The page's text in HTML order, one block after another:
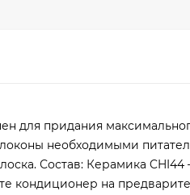
для придания
необходимыми
Состав: Керамика CHI44
кондиционер на